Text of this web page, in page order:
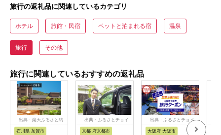
旅行の返礼品に関連しているカテゴリ
ホテル 旅館・民宿 ペットと泊まれる宿 温泉
旅行 その他
旅行に関連しているおすすめの返礼品
出典：楽天ふるさと納
石川県 加賀市
出典：ふるさとチョイ
京都 府京都市
出典：ふるさとチョイ
大阪府 大阪市